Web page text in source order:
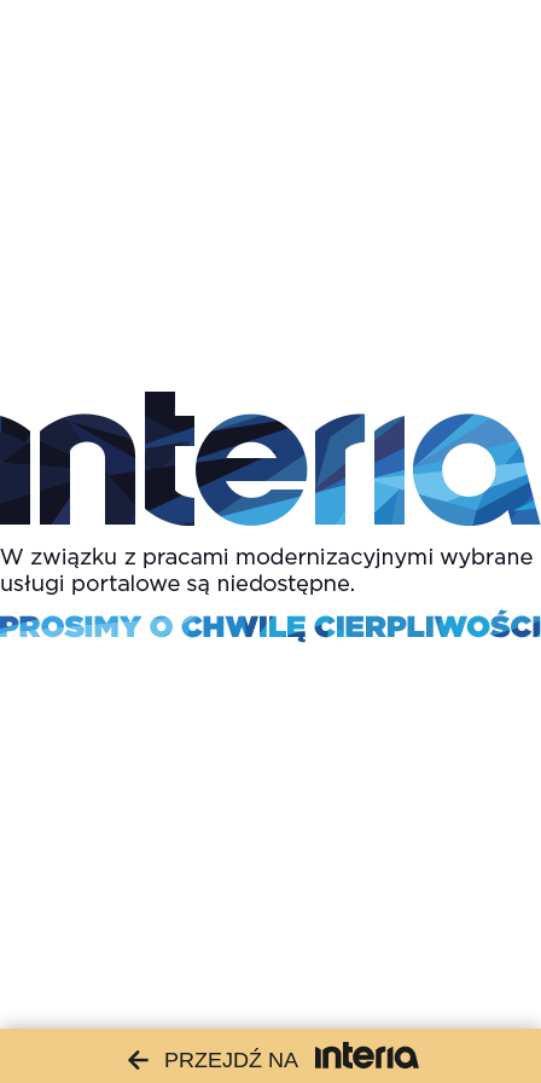
PRZEJDŹ NA